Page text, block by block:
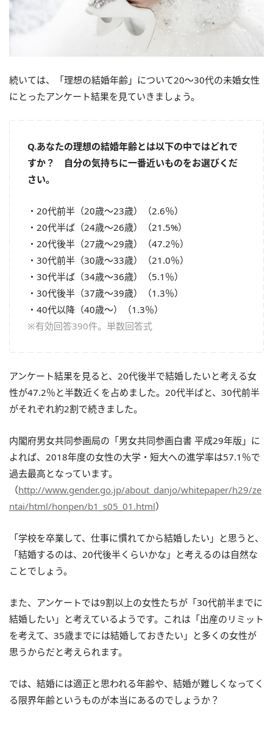
続いては、「理想の結婚年齢」について20～30代の未婚女性
にとったアンケート結果を見ていきましょう。
Q.あなたの理想の結婚年齢とは以下の中ではどれで
すか？ 自分の気持ちに一番近いものをお選びくだ
さい。
・20代前半（20歳～23歳）（2.6％）
・20代半ば（24歳～26歳）（21.5%）
・20代後半（27歳～29歳）（47.2％）
・30代前半（30歳～33歳）（21.0％）
・30代半ば（34歳～36歳）（5.1％）
・30代後半（37歳～39歳）（1.3％）
・40代以降（40歳～）（1.3％）
※有効回答390件。単数回答式
アンケート結果を見ると、20代後半で結婚したいと考える女
性が47.2％と半数近くを占めました。20代半ばと、30代前半
がそれぞれ約2割で続きました。
内閣府男女共同参画局の「男女共同参画白書 平成29年版」に
よれば、2018年度の女性の大学・短大への進学率は57.1％で
過去最高となっています。
（http://www.gender.go.jp/about_danjo/whitepaper/h29/ze
ntai/html/honpen/b1_s05_01.html）
「学校を卒業して、仕事に慣れてから結婚したい」と思うと、
「結婚するのは、20代後半くらいかな」と考えるのは自然な
ことでしょう。
また、アンケートでは9割以上の女性たちが「30代前半までに
結婚したい」と考えているようです。これは「出産のリミット
を考えて、35歳までには結婚しておきたい」と多くの女性が
思うからだと考えられます。
では、結婚には適正と思われる年齢や、結婚が難しくなってく
る限界年齢というものが本当にあるのでしょうか？